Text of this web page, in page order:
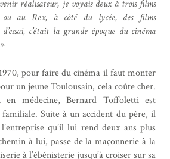
réalisateur, je voyais deux à trois films
ou au Rex, à côté du lycée, des films
c’était la grande époque du cinéma
pour faire du cinéma il faut monter
un jeune Toulousain, cela coûte cher.
en médecine, Bernard Toffoletti est
Suite à un accident du père, il
qu’il lui rend deux ans plus
à lui, passe de la maçonnerie à la
à l’ébénisterie jusqu’à croiser sur sa